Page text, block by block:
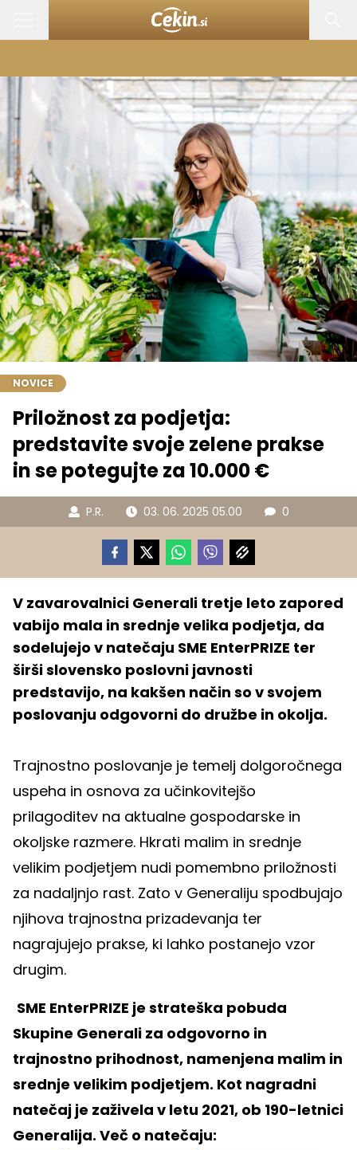
NOVICE
Priložnost za podjetja:
predstavite svoje zelene prakse
in se potegujte za 10.000 €
P.R. 03. 06. 2025 05.00 0
V zavarovalnici Generali tretje leto zapored
vabijo mala in srednje velika podjetja, da
sodelujejo v natečaju SME EnterPRIZE ter
širši slovensko poslovni javnosti
predstavijo, na kakšen način so v svojem
poslovanju odgovorni do družbe in okolja.
Trajnostno poslovanje je temelj dolgoročnega
uspeha in osnova za učinkovitejšo
prilagoditev na aktualne gospodarske in
okoljske razmere. Hkrati malim in srednje
velikim podjetjem nudi pomembno priložnosti
za nadaljnjo rast. Zato v Generaliju spodbujajo
njihova trajnostna prizadevanja ter
nagrajujejo prakse, ki lahko postanejo vzor
drugim.
SME EnterPRIZE je strateška pobuda
Skupine Generali za odgovorno in
trajnostno prihodnost, namenjena malim in
srednje velikim podjetjem. Kot nagradni
natečaj je zaživela v letu 2021, ob 190-letnici
Generalija. Več o natečaju: